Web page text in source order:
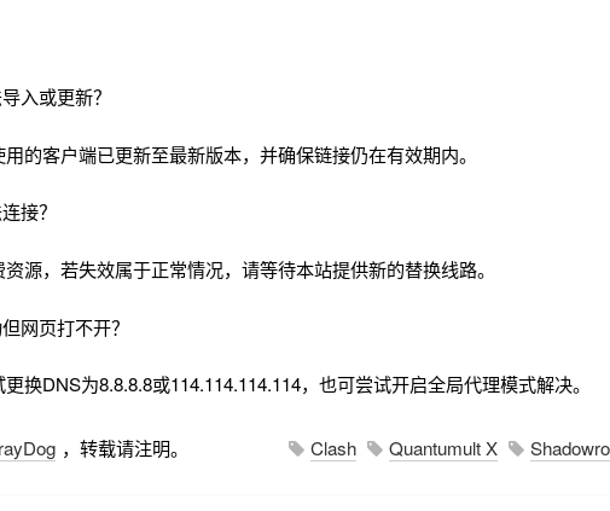
入或更新？
的客户端已更新至最新版本，并确保链接仍在有效期内。
接？
源，若失效属于正常情况，请等待本站提供新的替换线路。
网页打不开？
换DNS为8.8.8.8或114.114.114.114，也可尝试开启全局代理模式解决。
，转载请注明。 Clash Quantumult X